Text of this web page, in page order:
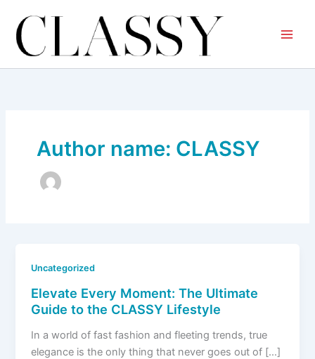
content
Author name: CLASSY
Uncategorized
Elevate Every Moment: The Ultimate
Guide to the CLASSY Lifestyle
In a world of fast fashion and fleeting trends, true
elegance is the only thing that never goes out of […]